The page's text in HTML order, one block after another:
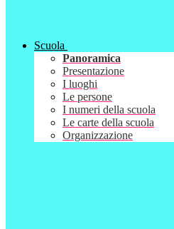
Scuola
Panoramica
Presentazione
I luoghi
Le persone
I numeri della scuola
Le carte della scuola
Organizzazione